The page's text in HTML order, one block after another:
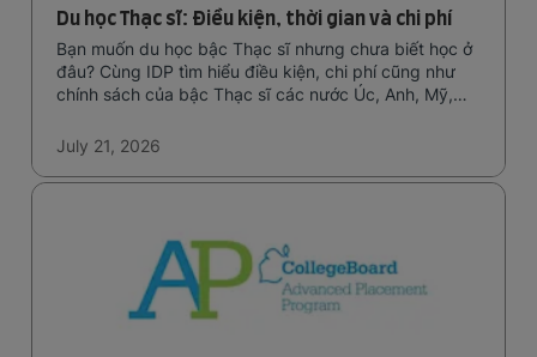
Du học Thạc sĩ: Điều kiện, thời gian và chi phí
Bạn muốn du học bậc Thạc sĩ nhưng chưa biết học ở
đâu? Cùng IDP tìm hiểu điều kiện, chi phí cũng như
chính sách của bậc Thạc sĩ các nước Úc, Anh, Mỹ,
July 21, 2026